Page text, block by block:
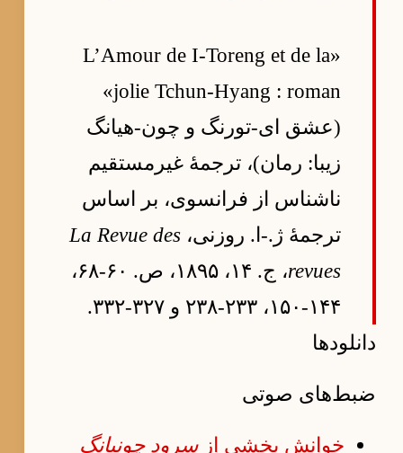
«L’Amour de I-Toreng et de la
jolie Tchun-Hyang : roman»
(عشق ای-تورنگ و چون-هیانگ
زیبا: رمان)، ترجمهٔ غیرمستقیم
ناشناس از فرانسوی، بر اساس
ترجمهٔ ژ.-ا. روزنی، La Revue des
revues
، ج. ۱۴، ۱۸۹۵، ص. ۶۰-۶۸،
۱۴۴-۱۵۰، ۲۳۳-۲۳۸ و ۳۲۷-۳۳۲.
دانلودها
ضبط‌های صوتی
خوانش بخشی ازسرود چونیانگ